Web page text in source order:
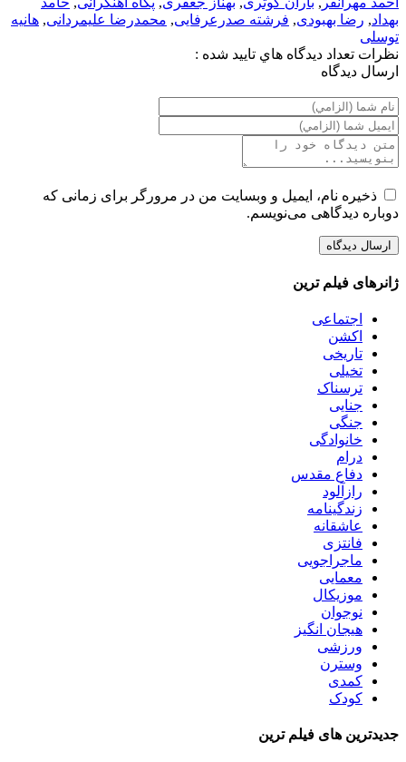
بهداد, رضا بهبودی, فرشته صدرعرفایی, محمدرضا علیمردانی, هانیه
توسلی
نظرات تعداد ديدگاه هاي تاييد شده :
ارسال ديدگاه
ذخیره نام، ایمیل و وبسایت من در مرورگر برای زمانی که
دوباره دیدگاهی می‌نویسم.
ژانرهای فیلم ترین
اجتماعی
اکشن
تاریخی
تخیلی
ترسناک
جنایی
جنگی
خانوادگی
درام
دفاع مقدس
رازآلود
زندگینامه
عاشقانه
فانتزی
ماجراجویی
معمایی
موزیکال
نوجوان
هیجان انگیز
ورزشی
وسترن
کمدی
کودک
جدیدترین های فیلم ترین